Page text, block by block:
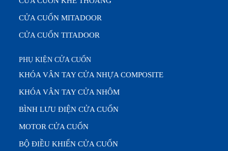
CỬA CUỐN MITADOOR
CỬA CUỐN TITADOOR
PHỤ KIỆN CỬA CUỐN
KHÓA VÂN TAY CỬA NHỰA COMPOSITE
KHÓA VÂN TAY CỬA NHÔM
BÌNH LƯU ĐIỆN CỬA CUỐN
MOTOR CỬA CUỐN
BỘ ĐIỀU KHIỂN CỬA CUỐN